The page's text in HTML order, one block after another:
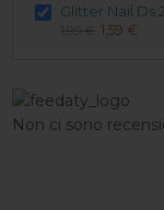
Glitter Nail Ds
1,59 €
Non ci sono